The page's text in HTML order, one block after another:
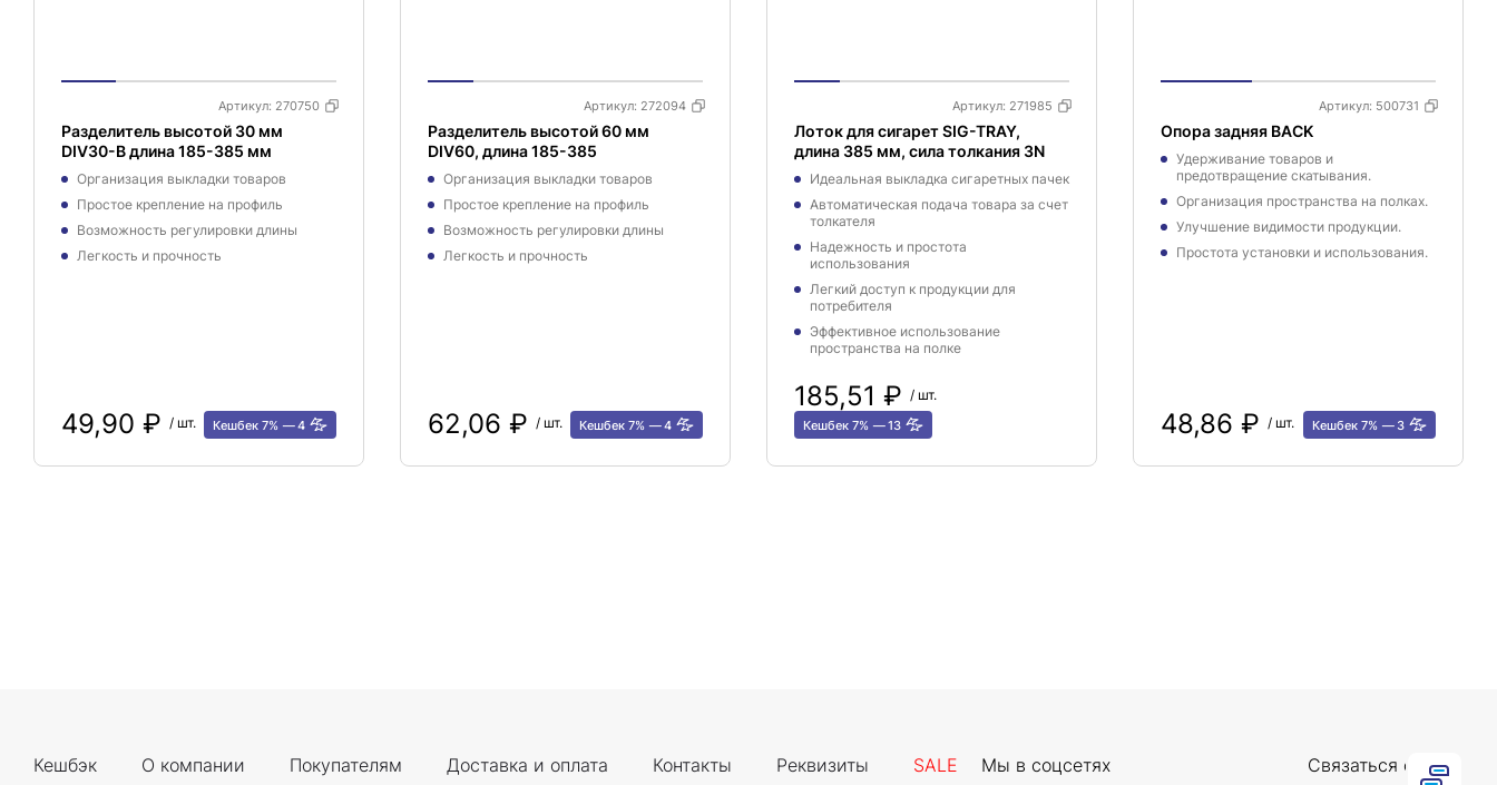
Артикул: 270750
Разделитель высотой 30 мм
DIV30-B длина 185-385 мм
Организация выкладки товаров
Простое крепление на профиль
Возможность регулировки длины
Легкость и прочность
49,90 ₽ / шт. Кешбек 7% 4
Артикул: 272094
Разделитель высотой 60 мм
DIV60, длина 185-385
Организация выкладки товаров
Простое крепление на профиль
Возможность регулировки длины
Легкость и прочность
62,06 ₽ / шт. Кешбек 7% 4
Артикул: 271985
Лоток для сигарет SIG-TRAY,
длина 385 мм, сила толкания 3N
Идеальная выкладка сигаретных пачек
Автоматическая подача товара за счет
толкателя
Надежность и простота
использования
Легкий доступ к продукции для
потребителя
Эффективное использование
пространства на полке
185,51 ₽ / шт.
Кешбек 7% 13
Артикул: 500731
Опора задняя BACK
Удерживание товаров и
предотвращение скатывания.
Организация пространства на полках.
Улучшение видимости продукции.
Простота установки и использования.
48,86 ₽ / шт. Кешбек 7% 3
Кешбэк О компании Покупателям Доставка и оплата Контакты Реквизиты SALE Мы в соцсетях Связаться с нами